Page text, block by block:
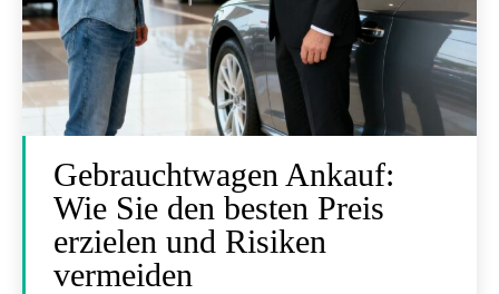
Gebrauchtwagen Ankauf:
Wie Sie den besten Preis
erzielen und Risiken
vermeiden